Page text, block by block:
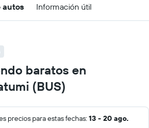
autos Información útil
baratos en
(BUS)
precios para estas fechas: 13 - 20 ago.